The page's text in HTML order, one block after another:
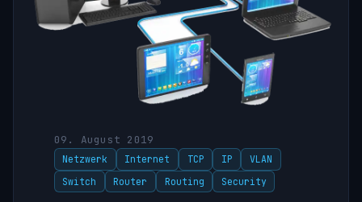
09. August 2019
Netzwerk Internet TCP IP
VLAN
Switch
Router Routing Security